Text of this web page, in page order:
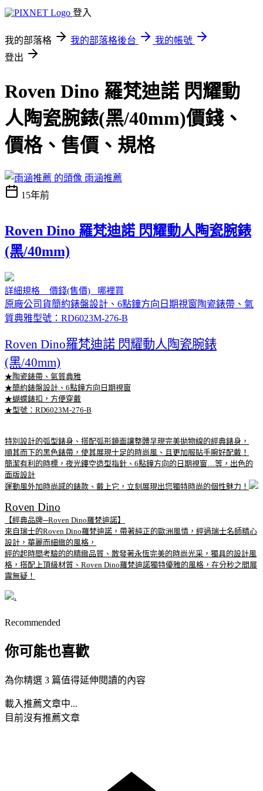
登入
我的部落格 我的部落格後台
我的帳號
登出
Roven Dino 羅梵迪諾 閃耀動
人陶瓷腕錶(黑/40mm)價錢、
價格、售價、規格
雨涵推薦
15年前
Roven Dino 羅梵迪諾 閃耀動人陶瓷腕錶
(黑/40mm)
詳細規格 價錢(售價) 哪裡買
原廠公司貨簡約錶盤設計、6點鐘方向日期視窗陶瓷錶帶、氣
質典雅型號：RD6023M-276-B
Roven Dino羅梵迪諾 閃耀動人陶瓷腕錶
(黑/40mm)
★陶瓷錶帶、氣質典雅
★簡約錶盤設計、6點鐘方向日期視窗
★蝴蝶錶扣，方便穿戴
★型號：RD6023M-276-B
特別設計的弧型錶身、搭配弧形鏡面讓整體呈現完美拋物線的經典錶身，
順其而下的黑色錶帶，使其展現十足的時尚風、且更加服貼手腕好配戴！
簡潔有利的時標，夜光鏤空造型指針、6點鐘方向的日期視窗…等，出色的
面版設計
運動風外加時尚感的錶款、戴上它，立刻展現出您獨特時尚的個性魅力！
Roven Dino
【經典品牌─Roven Dino羅梵迪諾】
來自瑞士的Roven Dino羅梵迪諾，帶著純正的歐洲風情，經過瑞士名師精心
設計，華麗而細緻的風格，
經的起時間考驗的的精緻品質、散發著永恆完美的時尚光采，獨具的設計風
格，搭配上頂級材質、Roven Dino羅梵迪諾獨特優雅的風格，在分秒之間展
露無疑！
.
Recommended
你可能也喜歡
為你精選 3 篇值得延伸閱讀的內容
載入推薦文章中...
目前沒有推薦文章